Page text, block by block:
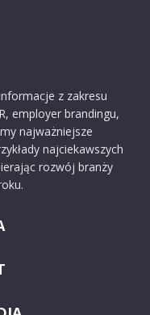
z zakresu
employer brandingu,
najważniejsze
najciekawszych
rozwój branży